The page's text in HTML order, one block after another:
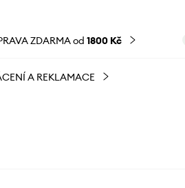
ZDARMA od 1800 Kč
A REKLAMACE